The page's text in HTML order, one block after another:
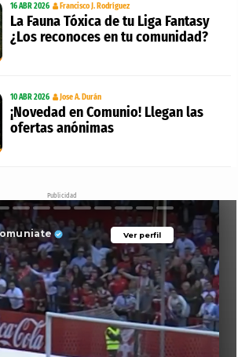
16 ABR 2026 Francisco J. Rodríguez
La Fauna Tóxica de tu Liga Fantasy
¿Los reconoces en tu comunidad?
10 ABR 2026 Jose A. Durán
¡Novedad en Comunio! Llegan las
ofertas anónimas
Publicidad
Ver perfil
Ver perfil